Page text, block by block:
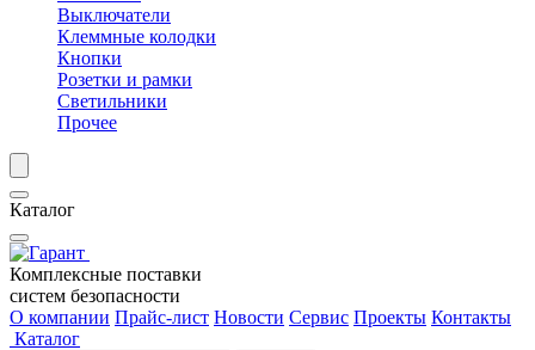
Выключатели
Клеммные колодки
Кнопки
Розетки и рамки
Светильники
Прочее
Каталог
Комплексные поставки
систем безопасности
О компании Прайс-лист Новости Сервис Проекты Контакты
Каталог